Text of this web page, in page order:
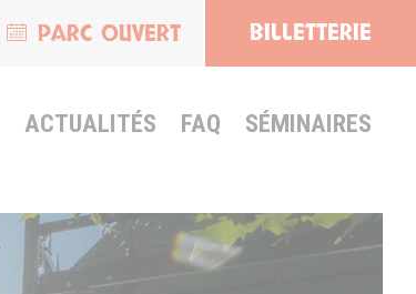
PARC OUVERT BILLETTERIE
ACTUALITÉS FAQ SÉMINAIRES